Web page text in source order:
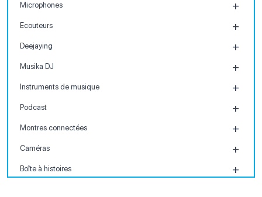
Microphones
Ecouteurs
Deejaying
Musika DJ
Instruments de musique
Podcast
Montres connectées
Caméras
Boîte à histoires